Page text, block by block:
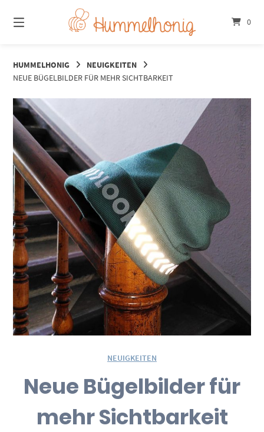
zum
Inhalt
0
HUMMELHONIG
NEUIGKEITEN
NEUE BÜGELBILDER FÜR MEHR SICHTBARKEIT
NEUIGKEITEN
Neue Bügelbilder für
mehr Sichtbarkeit